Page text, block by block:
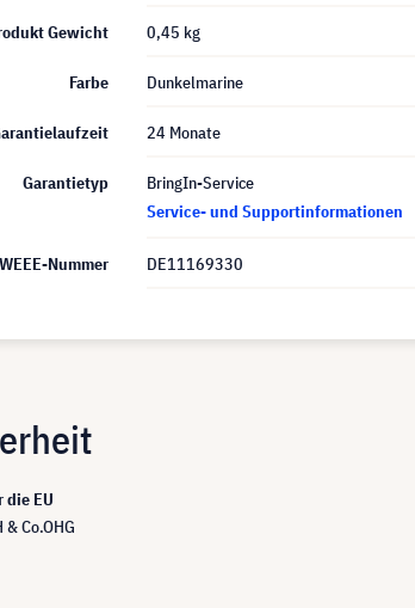
Gewicht 0,45 kg
Farbe Dunkelmarine
24 Monate
Garantietyp
BringIn-Service
Service- und Supportinformationen
WEEE-Nummer DE11169330
EU
Co.OHG